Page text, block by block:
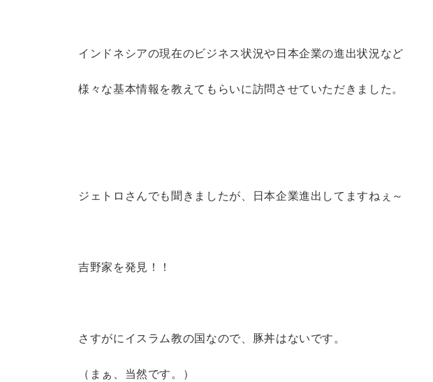
インドネシアの現在のビジネス状況や日本企業の進出状況など
様々な基本情報を教えてもらいに訪問させていただきました。
ジェトロさんでも聞きましたが、日本企業進出してますねぇ～
吉野家を発見！！
さすがにイスラム教の国なので、豚丼はないです。
（まぁ、当然です。）